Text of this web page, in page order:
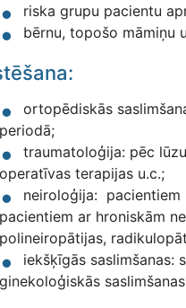
riska grupu pacientu
bērnu, topošo māmiņu
ortopēdiskās
periodā;
traumatoloģija: pēc
operatīvas terapijas u.c.;
neiroloģija: pacientiem
pacientiem ar hroniskām
polineiropātijas,
iekšķīgās saslimšanas:
ginekoloģiskās